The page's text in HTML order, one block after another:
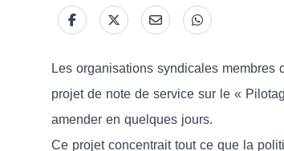
Les organisations syndicales
projet de note de service sur le «
amender en quelques jours.
Ce projet concentrait tout ce que la